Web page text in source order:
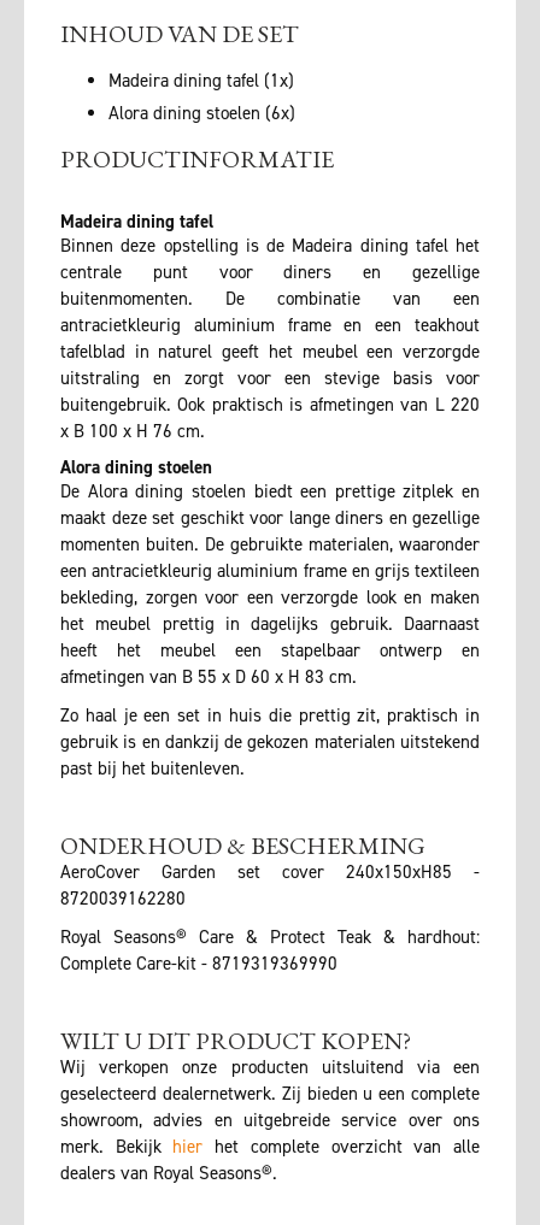
INHOUD VAN DE SET
Madeira dining tafel (1x)
Alora dining stoelen (6x)
PRODUCTINFORMATIE
Madeira dining tafel
Binnen deze opstelling is de Madeira dining tafel het
centrale punt voor diners en gezellige
buitenmomenten. De combinatie van een
antracietkleurig aluminium frame en een teakhout
tafelblad in naturel geeft het meubel een verzorgde
uitstraling en zorgt voor een stevige basis voor
buitengebruik. Ook praktisch is afmetingen van L 220
x B 100 x H 76 cm.
Alora dining stoelen
De Alora dining stoelen biedt een prettige zitplek en
maakt deze set geschikt voor lange diners en gezellige
momenten buiten. De gebruikte materialen, waaronder
een antracietkleurig aluminium frame en grijs textileen
bekleding, zorgen voor een verzorgde look en maken
het meubel prettig in dagelijks gebruik. Daarnaast
heeft het meubel een stapelbaar ontwerp en
afmetingen van B 55 x D 60 x H 83 cm.
Zo haal je een set in huis die prettig zit, praktisch in
gebruik is en dankzij de gekozen materialen uitstekend
past bij het buitenleven.
ONDERHOUD & BESCHERMING
AeroCover Garden set cover 240x150xH85 -
8720039162280
Royal Seasons® Care & Protect Teak & hardhout:
Complete Care-kit - 8719319369990
WILT U DIT PRODUCT KOPEN?
Wij verkopen onze producten uitsluitend via een
geselecteerd dealernetwerk. Zij bieden u een complete
showroom, advies en uitgebreide service over ons
merk. Bekijk hier het complete overzicht van alle
dealers van Royal Seasons®.